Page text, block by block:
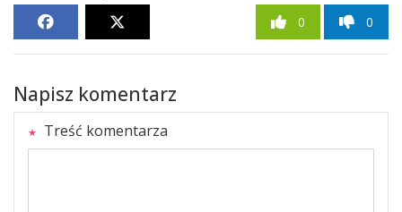
0 0
Napisz komentarz
Treść komentarza